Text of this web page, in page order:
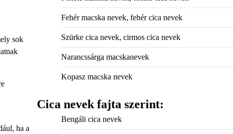
sok
ha a
Fehér macska nevek, fehér cica nevek
Szürke cica nevek, cirmos cica nevek
Narancssárga macskanevek
Kopasz macska nevek
Cica nevek fajta szerint:
Bengáli cica nevek